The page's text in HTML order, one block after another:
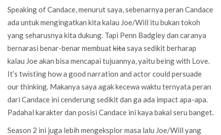
Speaking of Candace, menurut saya, sebenarnya peran Candace
ada untuk mengingatkan kita kalau Joe/Will itu bukan tokoh
yang seharusnya kita dukung. Tapi Penn Badgley dan caranya
bernarasi benar-benar membuatkitasaya sedikit berharap
kalau Joe akan bisa mencapai tujuannya, yaitu being with Love.
It’s twisting how a good narration and actor could persuade
our thinking. Makanya saya agak kecewa waktu ternyata peran
dari Candace ini cenderung sedikit dan ga ada impact apa-apa.
Padahal karakter dan posisi Candace ini kaya bakal seru banget.
Season 2 ini juga lebih mengeksplor masa lalu Joe/Will yang